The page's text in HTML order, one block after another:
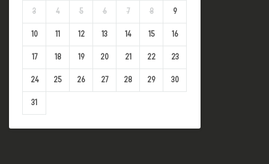
3 4 5 6 7 8 9
10 11 12 13 14 15 16
17 18 19 20 21 22 23
24 25 26 27 28 29 30
31